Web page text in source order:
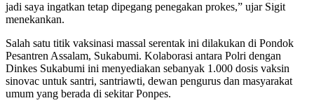
jadi saya ingatkan tetap dipegang penegakan prokes,” ujar Sigit
menekankan.
Salah satu titik vaksinasi massal serentak ini dilakukan di Pondok
Pesantren Assalam, Sukabumi. Kolaborasi antara Polri dengan
Dinkes Sukabumi ini menyediakan sebanyak 1.000 dosis vaksin
sinovac untuk santri, santriawti, dewan pengurus dan masyarakat
umum yang berada di sekitar Ponpes.